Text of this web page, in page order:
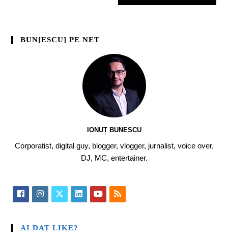
BUN[ESCU] PE NET
IONUȚ BUNESCU
Corporatist, digital guy, blogger, vlogger, jurnalist, voice over,
DJ, MC, entertainer.
AI DAT LIKE?